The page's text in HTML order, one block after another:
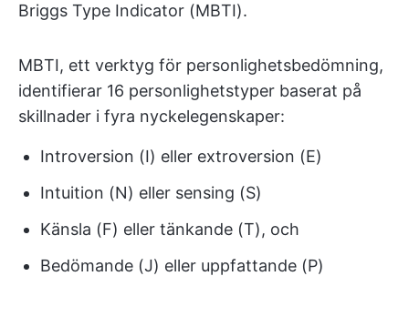
Briggs Type Indicator (MBTI).
MBTI, ett verktyg för personlighetsbedömning,
identifierar 16 personlighetstyper baserat på
skillnader i fyra nyckelegenskaper:
Introversion (I) eller extroversion (E)
Intuition (N) eller sensing (S)
Känsla (F) eller tänkande (T), och
Bedömande (J) eller uppfattande (P)